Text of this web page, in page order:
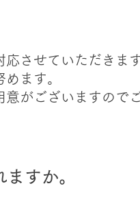
させていただきます
ます。
がございますので​
すか。